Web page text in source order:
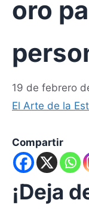
oro
19 de febrero
El Arte de la
Compartir
¡Deja